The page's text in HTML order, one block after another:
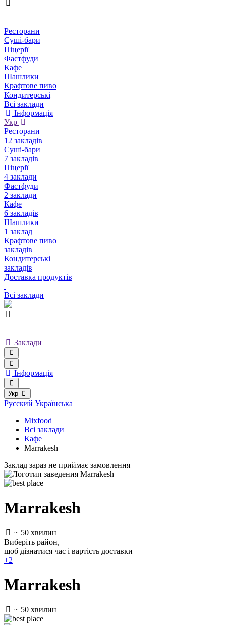
Ресторани
Суші-бари
Піцерії
Фастфуди
Кафе
Шашлики
Крафтове пиво
Кондитерські
Всі заклади
Інформація
Укр
Ресторани
12 закладів
Суші-бари
7 закладів
Піцерії
4 заклади
Фастфуди
2 заклади
Кафе
6 закладів
Шашлики
1 заклад
Крафтове пиво
закладів
Кондитерські
закладів
Доставка продуктів
Всі заклади
Заклади
Інформація
Укр
Русский Українська
Mixfood
Всі заклади
Кафе
Marrakesh
Заклад зараз не приймає замовлення
Marrakesh
~ 50 хвилин
Виберіть район,
щоб дізнатися час і вартість доставки
+2
Marrakesh
~ 50 хвилин